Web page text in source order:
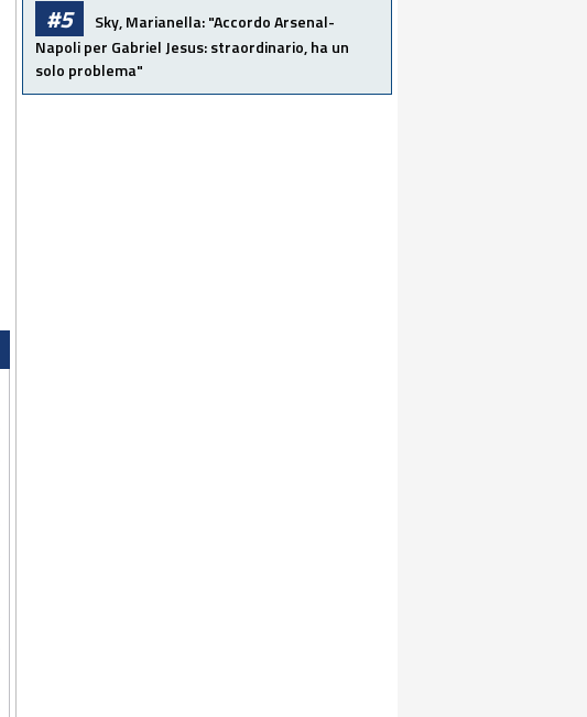
#5
Sky, Marianella: "Accordo Arsenal-
Napoli per Gabriel Jesus: straordinario, ha un
solo problema"